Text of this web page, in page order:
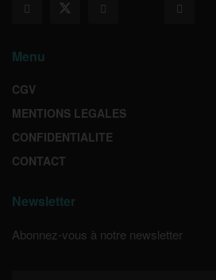
Menu
CGV
MENTIONS LEGALES
CONFIDENTIALITE
CONTACT
Newsletter
Abonnez-vous à notre newsletter